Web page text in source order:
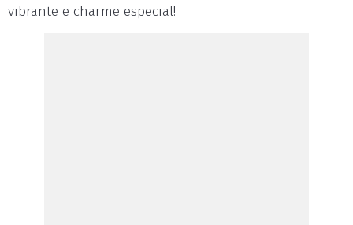
vibrante e charme especial!